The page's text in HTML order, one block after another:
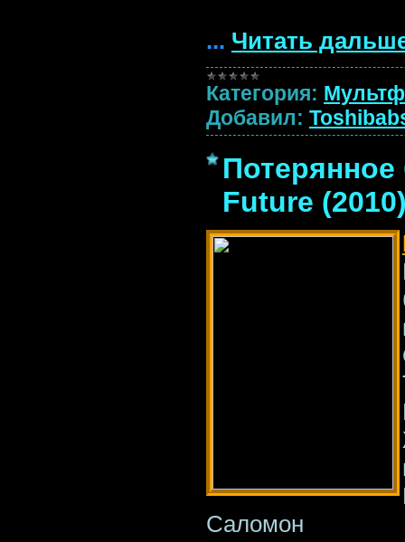
... Читать
Категория:
Добавил:
Future
Саломон